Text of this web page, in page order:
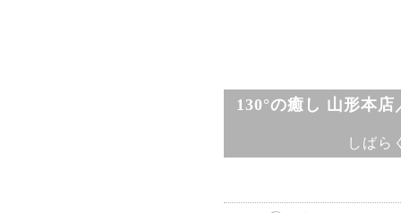
130°の癒し 山形本
しばら